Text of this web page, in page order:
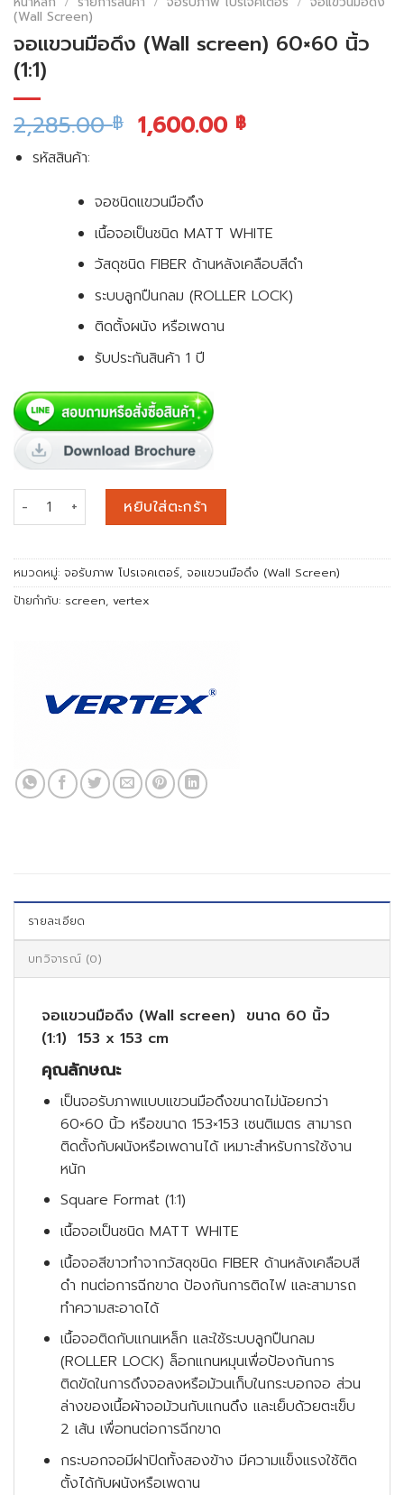
(Wall Screen)
จอแขวนมือดึง (Wall screen) 60×60 นิ้ว
(1:1)
2,285.00฿ 1,600.00 ฿
รหัสสินค้า:
จอชนิดแขวนมือดึง
เนื้อจอเป็นชนิด MATT WHITE
วัสดุชนิด FIBER ด้านหลังเคลือบสีดำ
ระบบลูกปืนกลม (ROLLER LOCK)
ติดตั้งผนัง หรือเพดาน
รับประกันสินค้า 1 ปี
จำนวน จอแขวนมือดึง (Wall screen) 60x60 นิ้ว (1:1) ชิ้น
หยิบใส่ตะกร้า
หมวดหมู่: จอรับภาพ โปรเจคเตอร์, จอแขวนมือดึง (Wall Screen)
ป้ายกำกับ: screen, vertex
รายละเอียด
บทวิจารณ์ (0)
จอแขวนมือดึง (Wall screen) ขนาด 60 นิ้ว
(1:1) 153 x 153 cm
คุณลักษณะ
เป็นจอรับภาพแบบแขวนมือดึงขนาดไม่น้อยกว่า
60×60 นิ้ว หรือขนาด 153×153 เซนติเมตร สามารถ
ติดตั้งกับผนังหรือเพดานได้ เหมาะสำหรับการใช้งาน
หนัก
Square Format (1:1)
เนื้อจอเป็นชนิด MATT WHITE
เนื้อจอสีขาวทำจากวัสดุชนิด FIBER ด้านหลังเคลือบสี
ดำ ทนต่อการฉีกขาด ป้องกันการติดไฟ และสามารถ
ทำความสะอาดได้
เนื้อจอติดกับแกนเหล็ก และใช้ระบบลูกปืนกลม
(ROLLER LOCK) ล็อกแกนหมุนเพื่อป้องกันการ
ติดขัดในการดึงจอลงหรือม้วนเก็บในกระบอกจอ ส่วน
ล่างของเนื้อผ้าจอม้วนกับแกนดึง และเย็บด้วยตะเข็บ
2 เส้น เพื่อทนต่อการฉีกขาด
กระบอกจอมีฝาปิดทั้งสองข้าง มีความแข็งแรงใช้ติด
ตั้งได้กับผนังหรือเพดาน